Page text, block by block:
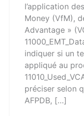
l’application
Money (VfM),
Advantage »
indiquer si un
appliqué au
préciser selon
AFPDB, […]